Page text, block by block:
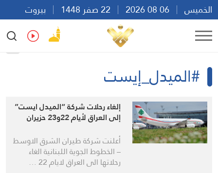
الخميس
بيروت
04:36
Ar
#الميدل_إيست
إلغاء رحلات شركة “الميدل ايست”
إلى العراق لأيام 22و23 حزيران
أعلنت شركة طيران الشرق الاوسط
– الخطوط الجوية اللبنانية الغاء
رحلاتها الى العراق لايام 22 …